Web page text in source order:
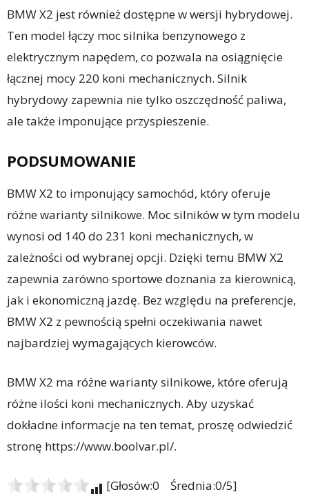
BMW X2 jest również dostępne w wersji hybrydowej.
Ten model łączy moc silnika benzynowego z
elektrycznym napędem, co pozwala na osiągnięcie
łącznej mocy 220 koni mechanicznych. Silnik
hybrydowy zapewnia nie tylko oszczędność paliwa,
ale także imponujące przyspieszenie.
PODSUMOWANIE
BMW X2 to imponujący samochód, który oferuje
różne warianty silnikowe. Moc silników w tym modelu
wynosi od 140 do 231 koni mechanicznych, w
zależności od wybranej opcji. Dzięki temu BMW X2
zapewnia zarówno sportowe doznania za kierownicą,
jak i ekonomiczną jazdę. Bez względu na preferencje,
BMW X2 z pewnością spełni oczekiwania nawet
najbardziej wymagających kierowców.
BMW X2 ma różne warianty silnikowe, które oferują
różne ilości koni mechanicznych. Aby uzyskać
dokładne informacje na ten temat, proszę odwiedzić
stronę https://www.boolvar.pl/.
[Głosów:0 Średnia:0/5]